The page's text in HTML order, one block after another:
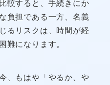
較すると、手続きにか
負担である一方、名義
るリスクは、時間が経
難になります。
、もはや「やるか、や